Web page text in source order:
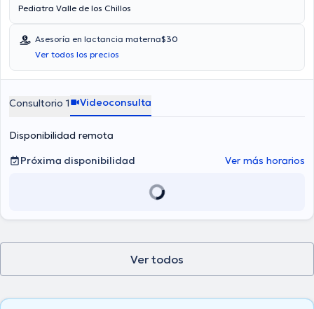
Pediatra Valle de los Chillos
Asesoría en lactancia materna$30
Ver todos los precios
Consultorio 1 Videoconsulta
Disponibilidad remota
Próxima disponibilidad
Ver más horarios
Ver todos